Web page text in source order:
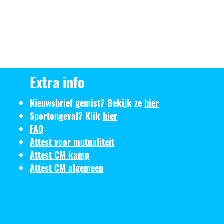
Extra info
Nieuwsbrief gemist? Bekijk ze hier
Sportongeval? Klik hier
FAQ
Attest voor mutualiteit
Attest CM kamp
Attest CM algemeen